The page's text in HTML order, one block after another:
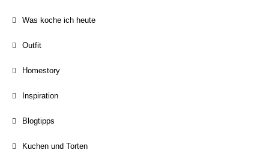
Was koche ich heute
Outfit
Homestory
Inspiration
Blogtipps
Kuchen und Torten